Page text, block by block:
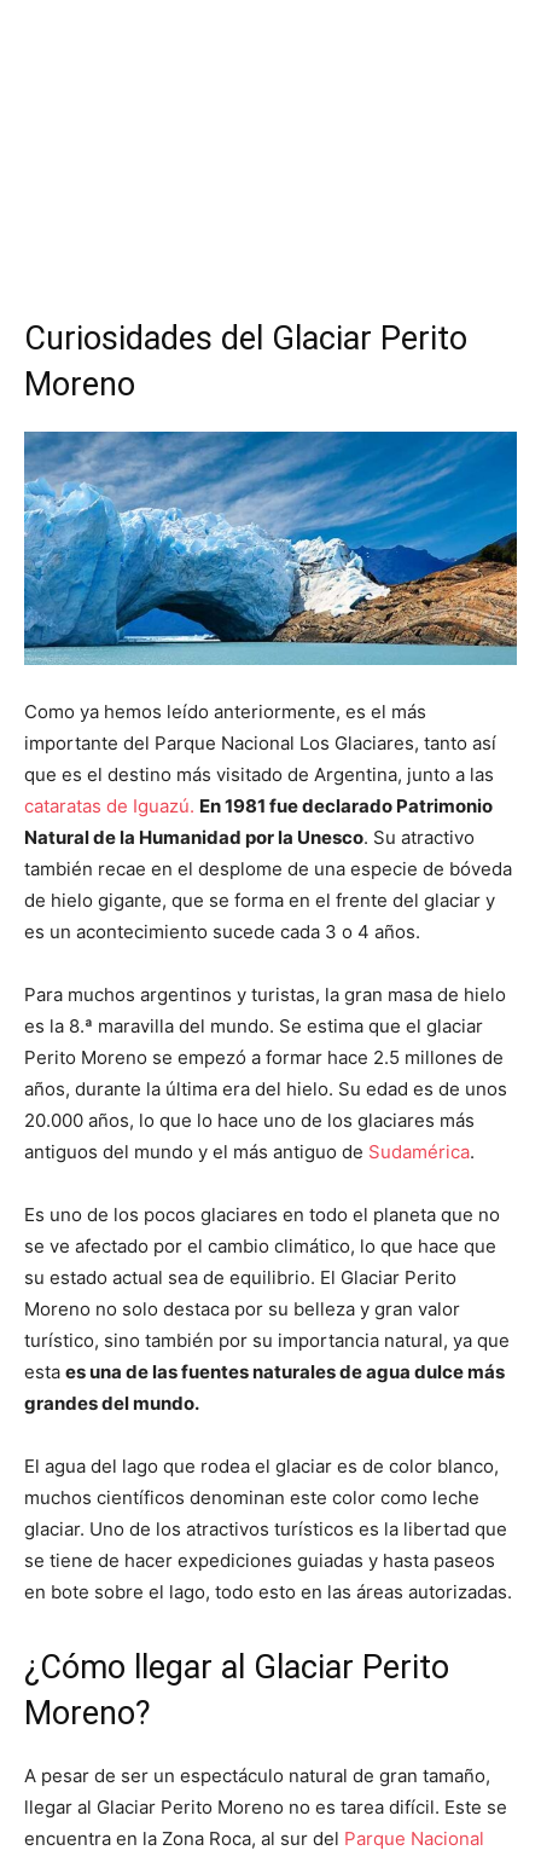
Curiosidades del Glaciar Perito
Moreno
Como ya hemos leído anteriormente, es el más
importante del Parque Nacional Los Glaciares, tanto así
que es el destino más visitado de Argentina, junto a las
cataratas de Iguazú. En 1981 fue declarado Patrimonio
Natural de la Humanidad por la Unesco. Su atractivo
también recae en el desplome de una especie de bóveda
de hielo gigante, que se forma en el frente del glaciar y
es un acontecimiento sucede cada 3 o 4 años.
Para muchos argentinos y turistas, la gran masa de hielo
es la 8.ª maravilla del mundo. Se estima que el glaciar
Perito Moreno se empezó a formar hace 2.5 millones de
años, durante la última era del hielo. Su edad es de unos
20.000 años, lo que lo hace uno de los glaciares más
antiguos del mundo y el más antiguo de Sudamérica.
Es uno de los pocos glaciares en todo el planeta que no
se ve afectado por el cambio climático, lo que hace que
su estado actual sea de equilibrio. El Glaciar Perito
Moreno no solo destaca por su belleza y gran valor
turístico, sino también por su importancia natural, ya que
esta es una de las fuentes naturales de agua dulce más
grandes del mundo.
El agua del lago que rodea el glaciar es de color blanco,
muchos científicos denominan este color como leche
glaciar. Uno de los atractivos turísticos es la libertad que
se tiene de hacer expediciones guiadas y hasta paseos
en bote sobre el lago, todo esto en las áreas autorizadas.
¿Cómo llegar al Glaciar Perito
Moreno?
A pesar de ser un espectáculo natural de gran tamaño,
llegar al Glaciar Perito Moreno no es tarea difícil. Este se
encuentra en la Zona Roca, al sur del Parque Nacional